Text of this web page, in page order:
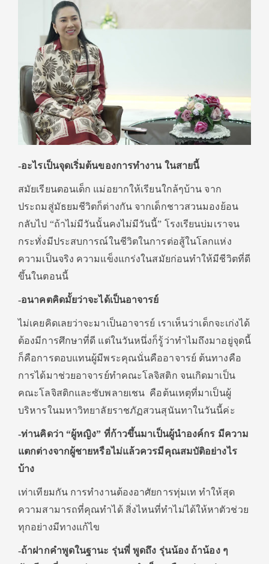
-อะไรเป็นจุดเริ่มต้นของการทำงาน ในสายนี้
สมัยเรียนตอนเด็ก แม่อยากให้เรียนใกล้ๆบ้าน จาก
ประถมสู่มัธยมชีวิตก็ต่างกัน จากเด็กชาวสวนมองย้อน
กลับไป “ถ้าไม่มีวันนั้นคงไม่มีวันนี้” โรงเรียนบ่มเราจน
กระทั่งมีประสบการณ์ในชีวิตในการต่อสู้ในโลกแห่ง
ความเป็นจริง ความแข็งแกร่งในสมัยก่อนทำให้มีชีวิตที่ดี
ขึ้นในตอนนี้
-อนาคตคิดมั้ยว่าจะได้เป็นอาจารย์
ไม่เคยคิดเลยว่าจะมาเป็นอาจารย์ เราเห็นว่าเด็กจะเก่งได้
ต้องมีการศึกษาที่ดี แต่ในวันหนึ่งก็รู้ว่าทำไมถึงมาอยู่จุดนี้
ก็คือการตอบแทนผู้มีพระคุณนั่นคืออาจารย์ ต้นทางคือ
การได้มาช่วยอาจารย์ทำคณะโลจิสติก จนเกิดมาเป็น
คณะโลจิสติกและซับพลายเชน คือต้นเหตุที่มาเป็นผู้
บริหารในมหาวิทยาลัยราชภัฏสวนสุนันทาในวันนี้ค่ะ
-ท่านคิดว่า “ผู้หญิง” ที่ก้าวขึ้นมาเป็นผู้นำองค์กร มีความ
แตกต่างจากผู้ชายหรือไม่แล้วควรมีคุณสมบัติอย่างไร
บ้าง
เท่าเทียมกัน การทำงานต้องอาศัยการทุ่มเท ทำให้สุด
ความสามารถที่คุณทำได้ สิ่งไหนที่ทำไม่ได้ให้หาตัวช่วย
ทุกอย่างมีทางแก้ไข
-ถ้าฝากคำพูดในฐานะ รุ่นพี่ พูดถึง รุ่นน้อง ถ้าน้อง ๆ